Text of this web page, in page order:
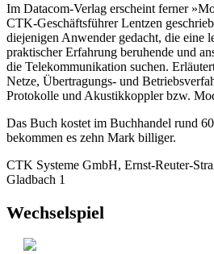
Im Datacom-Verlag erscheint ferner
CTK-Geschäftsführer Lentzen
diejenigen Anwender gedacht, die eine
praktischer Erfahrung beruhende und
die Telekommunikation suchen.
Netze, Übertragungs- und
Protokolle und Akustikkoppler bzw.
Das Buch kostet im Buchhandel rund
bekommen es zehn Mark billiger.
CTK Systeme GmbH, Ernst-Reuter-
Gladbach 1
Wechselspiel